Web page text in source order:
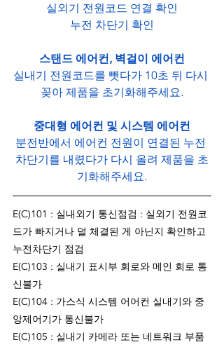
실외기 전원코드 연결 확인
누전 차단기 확인
스탠드 에어컨, 벽걸이 에어컨
실내기 전원코드를 뺏다가 10초 뒤 다시
꽂아 제품을 초기화해주세요.
중대형 에어컨 및 시스템 에어컨
분전반에서 에어컨 전원이 연결된 누전
차단기를 내렸다가 다시 올려 제품을 초
기화해주세요.
E(C)101 : 실내외기 통신점검 : 실외기 전원코
드가 빠지거나 덜 체결된 게 아닌지 확인하고
누전차단기 점검
E(C)103 : 실내기 표시부 회로와 메인 회로 통
신불가
E(C)104 : 가스식 시스템 어어컨 실내기와 중
앙제어기가 통신불가
E(C)105 : 실내기 카메라 또는 네트워크 부품